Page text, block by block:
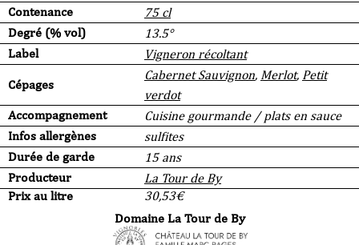
Contenance
75 cl
Degré (% vol)
13.5°
Label
Vigneron récoltant
Cépages
Cabernet Sauvignon, Merlot, Petit
verdot
Accompagnement
Cuisine gourmande / plats en sauce
Infos allergènes
sulfites
Durée de garde
15 ans
Producteur
La Tour de By
Prix au litre
30,53€
Domaine La Tour de By